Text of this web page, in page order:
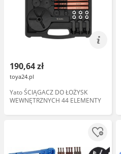
190,64 zł
toya24.pl
Yato ŚCIĄGACZ DO ŁOŻYSK
WEWNĘTRZNYCH 44 ELEMENTY